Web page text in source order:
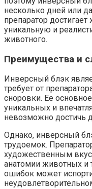
несколько дней или
препаратор
уникальную и
животного.
Преимущества и
Инверсный блэк
требует от
сноровки. Ее
уникальных и
невозможно достичь
Однако, инверсный
трудоемок.
художественным
анатомии животных и
ошибок может